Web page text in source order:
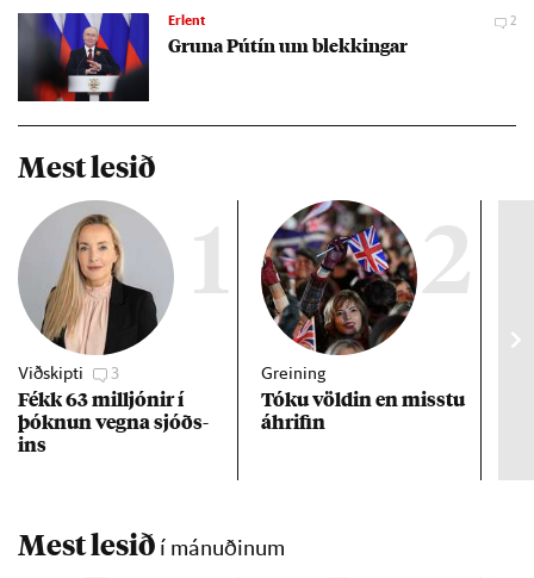
Erlent 2
Gruna Pútín um blekk­ing­ar
Mest lesið
1
Viðskipti 3
Fékk 63 millj­ón­ir í
þókn­un vegna sjóðs­
ins
2
Greining
Tóku völd­in en misstu
áhrif­in
Mest lesið í mánuðinum